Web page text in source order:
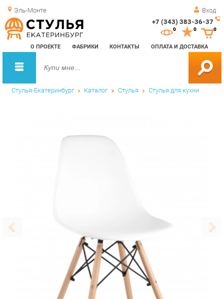
Эль-Монте Вход
+7 (343) 383-36-37
О ПРОЕКТЕ ФАБРИКИ КОНТАКТЫ ОПЛАТА И ДОСТАВКА
0 0
Стулья-Екатеринбург Каталог Стулья Стулья для кухни